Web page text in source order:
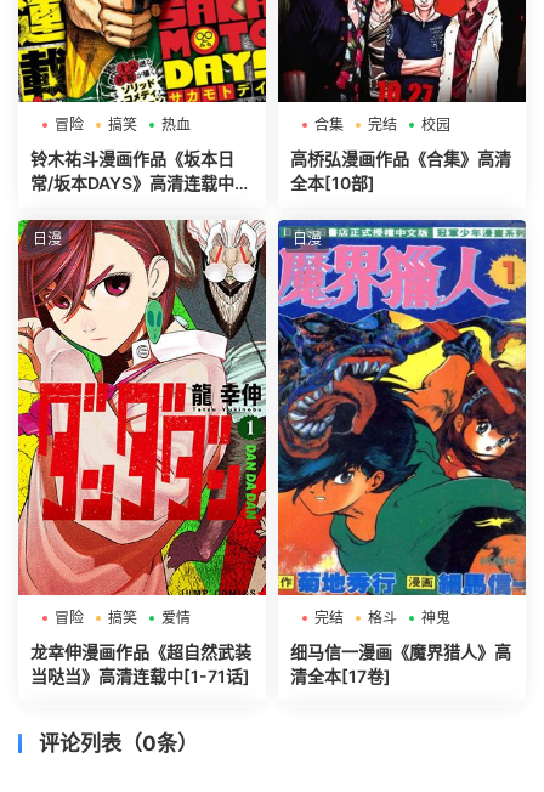
冒险 搞笑 热血
铃木祐斗漫画作品《坂本日
常/坂本DAYS》高清连载中[1
合集 完结 校园
高桥弘漫画作品《合集》高清
全本[10部]
日漫
冒险 搞笑 爱情
龙幸伸漫画作品《超自然武装
当哒当》高清连载中[1-71话]
日漫
完结 格斗 神鬼
细马信一漫画《魔界猎人》高
清全本[17卷]
评论列表（0条）